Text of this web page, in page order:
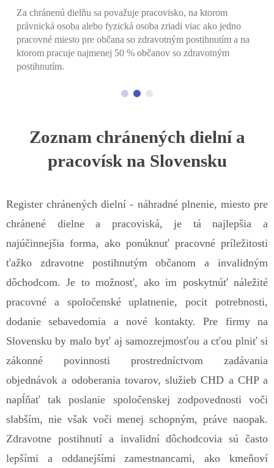
Našim cieľom je Vás promptne a presne informovať o
najnovšom dianí vo svete chránených dielní a pracovísk,
poskytovať informácie pre zdravotne postihnutých - ZŤP,
invalidných dôchodcov.
pracovísk na Slovensku
chránené dielne a pracoviská, je tá najlepšia a
najúčinnejšia forma, ako ponúknuť pracovné príležitosti
ťažko zdravotne postihnutým občanom a invalidným
dôchodcom. Je to možnosť, ako im poskytnúť náležité
pracovné a spoločenské uplatnenie, pocit potrebnosti,
dodanie sebavedomia a nové kontakty. Pre firmy na
Slovensku by malo byť aj samozrejmosťou a cťou plniť si
zákonné povinnosti prostredníctvom zadávania
objednávok a odoberania tovarov, služieb CHD a CHP a
napĺňať tak poslanie spoločenskej zodpovednosti voči
slabším, nie však voči menej schopným, práve naopak.
Zdravotne postihnutí a invalidní dôchodcovia sú často
lepšími a oddanejšími zamestnancami, ako kmeňoví
zamestnanci, ktorí nemajú žiadny hendikep. Existuje